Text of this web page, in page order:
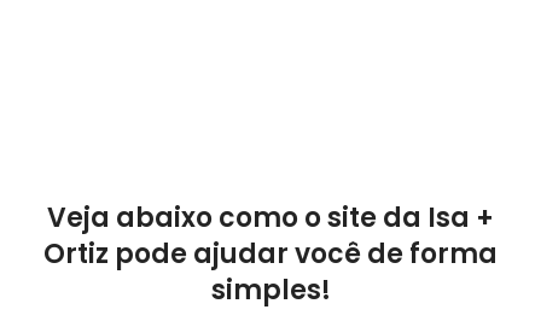
Veja abaixo como o site da Isa +
Ortiz pode ajudar você de forma
simples!